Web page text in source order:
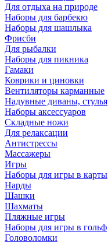
Для отдыха на природе
Наборы для барбекю
Наборы для шашлыка
Фрисби
Для рыбалки
Наборы для пикника
Гамаки
Коврики и циновки
Вентиляторы карманные
Надувные диваны, стулья
Наборы аксессуаров
Складные ножи
Для релаксации
Антистрессы
Массажеры
Игры
Наборы для игры в карты
Нарды
Шашки
Шахматы
Пляжные игры
Наборы для игры в гольф
Головоломки